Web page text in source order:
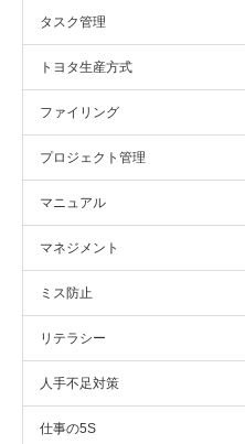
タスク管理
トヨタ生産方式
ファイリング
プロジェクト管理
マニュアル
マネジメント
ミス防止
リテラシー
人手不足対策
仕事の5S